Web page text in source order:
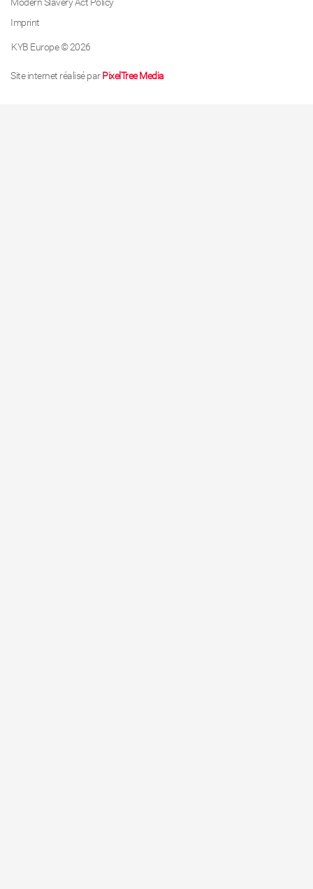
Imprint
KYB Europe © 2026
Site internet réalisé parPixelTree Media